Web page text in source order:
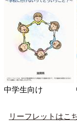
中学生向け
リーフレットはこ